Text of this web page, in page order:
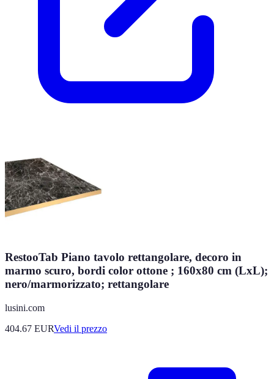
RestooTab Piano tavolo rettangolare, decoro in
marmo scuro, bordi color ottone ; 160x80 cm (LxL);
nero/marmorizzato; rettangolare
lusini.com
404.67 EURVedi il prezzo